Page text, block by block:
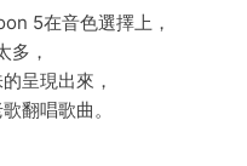
5在音色選擇上，
多，
呈現出來，
翻唱歌曲。